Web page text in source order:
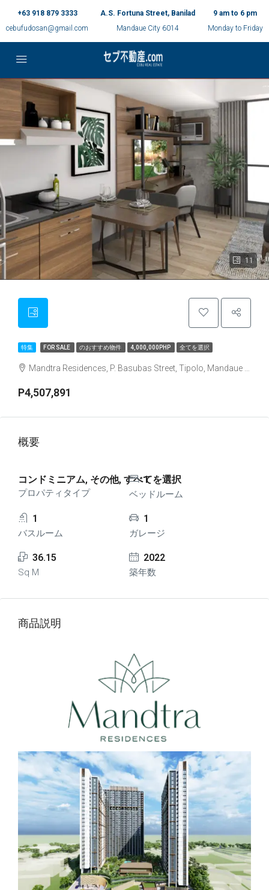
+63 918 879 3333
cebufudosan@gmail.com
A.S. Fortuna Street, Banilad
Mandaue City 6014
9 am to 6 pm
Monday to Friday
11
特集 FOR SALE のおすすめ物件 4,000,000PHP 全てを選択
Mandtra Residences, P. Basubas Street, Tipolo, Mandaue City, Cebu, Philippines
P4,507,891
概要
コンドミニアム, その他, すべてを選択
プロパティタイプ
1
ベッドルーム
1
バスルーム
1
ガレージ
36.15
Sq M
2022
築年数
商品説明